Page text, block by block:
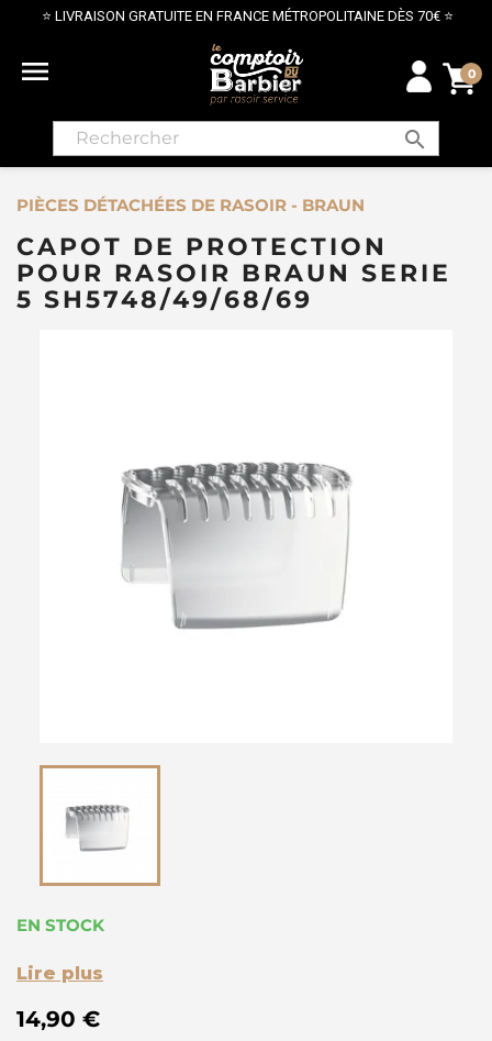
⭐ LIVRAISON GRATUITE EN FRANCE MÉTROPOLITAINE DÈS 70€ ⭐
 0
search
PIÈCES DÉTACHÉES DE RASOIR - BRAUN
CAPOT DE PROTECTION
POUR RASOIR BRAUN SERIE
5 SH5748/49/68/69
EN STOCK
Lire plus
14,90 €